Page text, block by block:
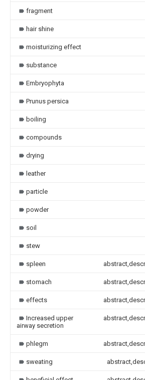
fragment
hair shine
moisturizing effect
substance
Embryophyta
Prunus persica
boiling
compounds
drying
leather
particle
powder
soil
stew
spleen
stomach
effects
Increased upper
airway secretion
phlegm
sweating